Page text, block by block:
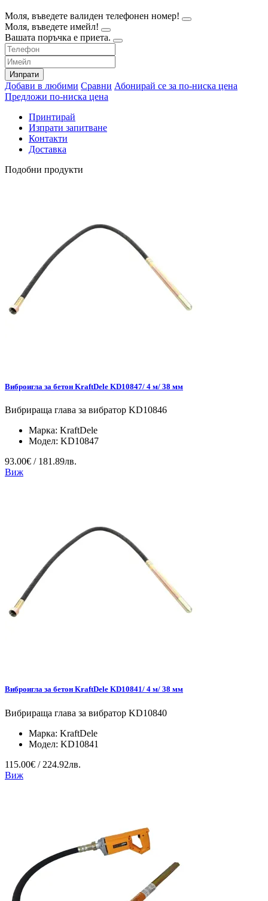
Моля, въведете валиден телефонен номер!
Моля, въведете имейл!
Вашата поръчка е приета.
Изпрати
Добави в любими Сравни Абонирай се за по-ниска цена
Предложи по-ниска цена
Принтирай
Изпрати запитване
Контакти
Доставка
Подобни продукти
Виброигла за бетон KraftDele KD10847/ 4 м/ 38 мм
Вибрираща глава за вибратор KD10846
Марка: KraftDele
Модел: KD10847
93.00€ / 181.89лв.
Виж
Виброигла за бетон KraftDele KD10841/ 4 м/ 38 мм
Вибрираща глава за вибратор KD10840
Марка: KraftDele
Модел: KD10841
115.00€ / 224.92лв.
Виж